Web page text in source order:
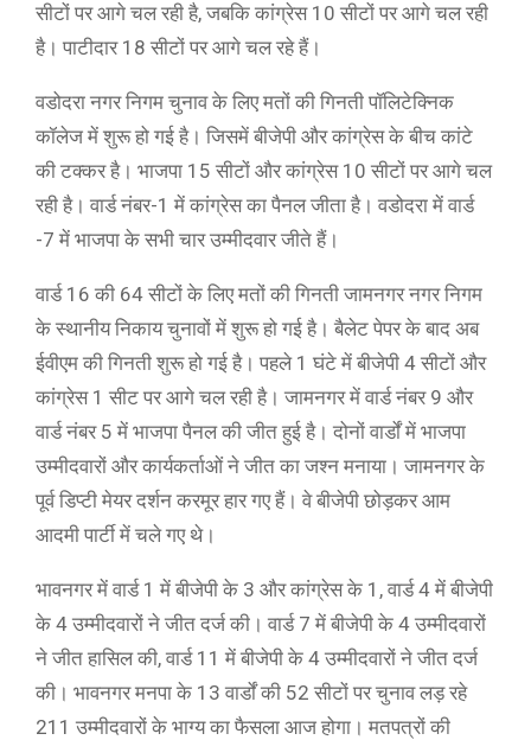
सीटों पर आगे चल रही है, जबकि कांग्रेस 10 सीटों पर आगे चल रही
है। पाटीदार 18 सीटों पर आगे चल रहे हैं।
वडोदरा नगर निगम चुनाव के लिए मतों की गिनती पॉलिटेक्निक
कॉलेज में शुरू हो गई है। जिसमें बीजेपी और कांग्रेस के बीच कांटे
की टक्कर है। भाजपा 15 सीटों और कांग्रेस 10 सीटों पर आगे चल
रही है। वार्ड नंबर-1 में कांग्रेस का पैनल जीता है। वडोदरा में वार्ड
-7 में भाजपा के सभी चार उम्मीदवार जीते हैं।
वार्ड 16 की 64 सीटों के लिए मतों की गिनती जामनगर नगर निगम
के स्थानीय निकाय चुनावों में शुरू हो गई है। बैलेट पेपर के बाद अब
ईवीएम की गिनती शुरू हो गई है। पहले 1 घंटे में बीजेपी 4 सीटों और
कांग्रेस 1 सीट पर आगे चल रही है। जामनगर में वार्ड नंबर 9 और
वार्ड नंबर 5 में भाजपा पैनल की जीत हुई है। दोनों वार्डों में भाजपा
उम्मीदवारों और कार्यकर्ताओं ने जीत का जश्न मनाया। जामनगर के
पूर्व डिप्टी मेयर दर्शन करमूर हार गए हैं। वे बीजेपी छोड़कर आम
आदमी पार्टी में चले गए थे।
भावनगर में वार्ड 1 में बीजेपी के 3 और कांग्रेस के 1, वार्ड 4 में बीजेपी
के 4 उम्मीदवारों ने जीत दर्ज की। वार्ड 7 में बीजेपी के 4 उम्मीदवारों
ने जीत हासिल की, वार्ड 11 में बीजेपी के 4 उम्मीदवारों ने जीत दर्ज
की। भावनगर मनपा के 13 वार्डों की 52 सीटों पर चुनाव लड़ रहे
211 उम्मीदवारों के भाग्य का फैसला आज होगा। मतपत्रों की